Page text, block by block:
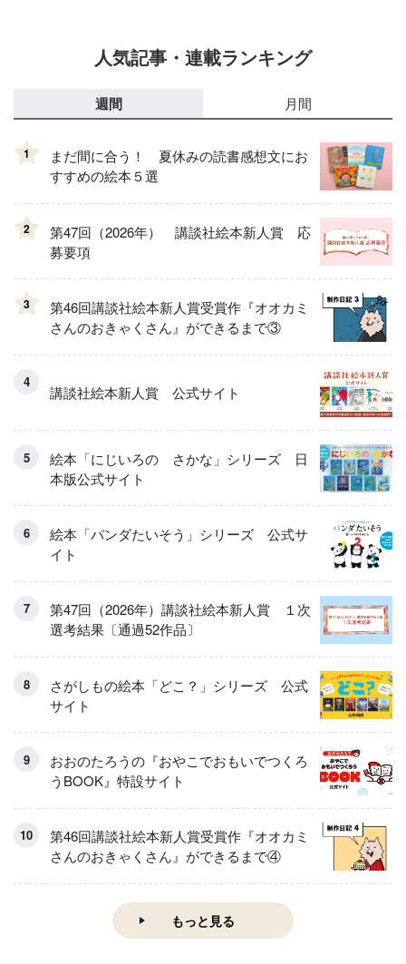
人気記事・連載ランキング
週間 月間
1
まだ間に合う！ 夏休みの読書感想文にお
すすめの絵本５選
2
第47回（2026年） 講談社絵本新人賞 応
募要項
3
第46回講談社絵本新人賞受賞作『オオカミ
さんのおきゃくさん』ができるまで③
講談社絵本新人賞 公式サイト
絵本「にじいろの さかな」シリーズ 日
本版公式サイト
絵本「パンダたいそう」シリーズ 公式サ
イト
第47回（2026年）講談社絵本新人賞 １次
選考結果〔通過52作品〕
さがしもの絵本「どこ？」シリーズ 公式
サイト
おおのたろうの『おやこでおもいでつくろ
うBOOK』特設サイト
第46回講談社絵本新人賞受賞作『オオカミ
さんのおきゃくさん』ができるまで④
もっと見る